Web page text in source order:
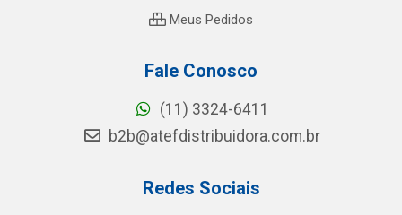
Meus Pedidos
Fale Conosco
(11) 3324-6411
b2b@atefdistribuidora.com.br
Redes Sociais